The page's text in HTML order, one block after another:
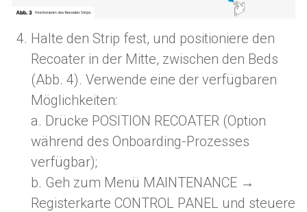
Halte den Strip fest, und positioniere den
Recoater in der Mitte, zwischen den Beds
(Abb. 4). Verwende eine der verfügbaren
Möglichkeiten:
a. Drücke POSITION RECOATER (Option
während des Onboarding-Prozesses
verfügbar);
b. Geh zum Menü MAINTENANCE →
Registerkarte CONTROL PANEL und steuere